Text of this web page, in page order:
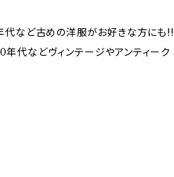
代など古めの洋服がお好きな方にも!!
年代などヴィンテージやアンティーク